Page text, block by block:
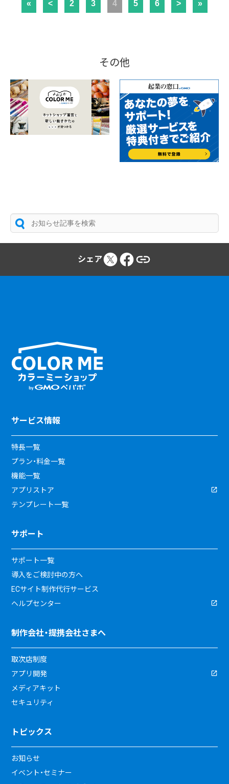
« < 2 3 4 5 6 > »
その他
シェア
サービス情報
特長一覧
プラン・料金一覧
機能一覧
アプリストア
テンプレート一覧
サポート
サポート一覧
導入をご検討中の方へ
ECサイト制作代行サービス
ヘルプセンター
制作会社・提携会社さまへ
取次店制度
アプリ開発
メディアキット
セキュリティ
トピックス
お知らせ
イベント・セミナー